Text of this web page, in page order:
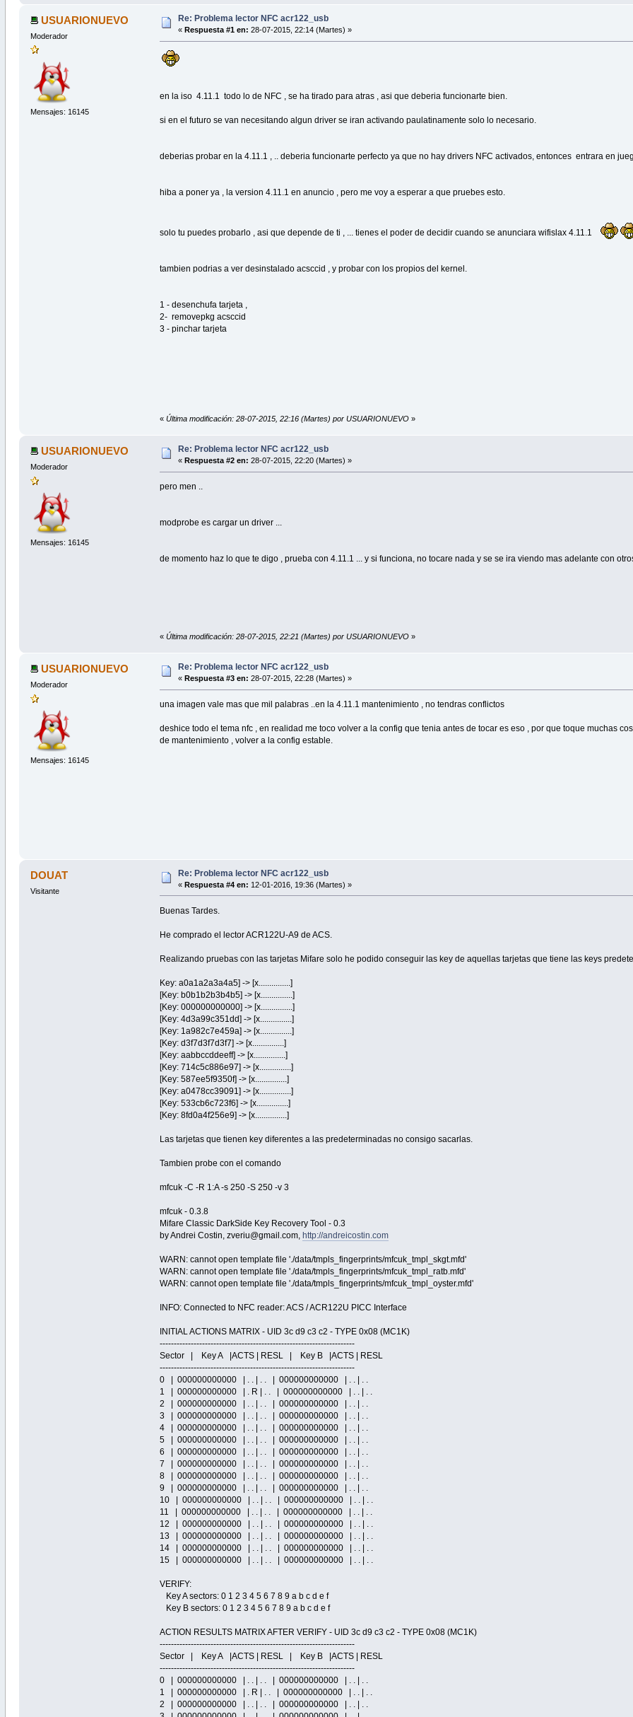
USUARIONUEVO
Moderador
Mensajes: 16145
Re: Problema lector NFC acr122_usb
« Respuesta #1 en: 28-07-2015, 22:14 (Martes) »
en la iso 4.11.1 todo lo de NFC , se ha tirado para atras , asi que deberia funcionarte bien.
si en el futuro se van necesitando algun driver se iran activando paulatinamente solo lo necesario.
deberias probar en la 4.11.1 , .. deberia funcionarte perfecto ya que no hay drivers NFC activados, entonces entrara en
hiba a poner ya , la version 4.11.1 en anuncio , pero me voy a esperar a que pruebes esto.
solo tu puedes probarlo , asi que depende de ti , ... tienes el poder de decidir cuando se anunciara wifislax 4.11.1
tambien podrias a ver desinstalado acsccid , y probar con los propios del kernel.
1 - desenchufa tarjeta ,
2- removepkg acsccid
3 - pinchar tarjeta
«Última modificación: 28-07-2015, 22:16 (Martes) por USUARIONUEVO »
USUARIONUEVO
Moderador
Mensajes: 16145
Re: Problema lector NFC acr122_usb
« Respuesta #2 en: 28-07-2015, 22:20 (Martes) »
pero men ..
modprobe es cargar un driver ...
de momento haz lo que te digo , prueba con 4.11.1 ... y si funciona, no tocare nada y se se ira viendo mas adelante con
«Última modificación: 28-07-2015, 22:21 (Martes) por USUARIONUEVO »
USUARIONUEVO
Moderador
Mensajes: 16145
Re: Problema lector NFC acr122_usb
« Respuesta #3 en: 28-07-2015, 22:28 (Martes) »
una imagen vale mas que mil palabras ..en la 4.11.1 mantenimiento , no tendras conflictos
deshice todo el tema nfc , en realidad me toco volver a la config que tenia antes de tocar es eso , por que toque muchas
de mantenimiento , volver a la config estable.
DOUAT
Visitante
Re: Problema lector NFC acr122_usb
« Respuesta #4 en: 12-01-2016, 19:36 (Martes) »
Buenas Tardes.
He comprado el lector ACR122U-A9 de ACS.
Realizando pruebas con las tarjetas Mifare solo he podido conseguir las key de aquellas tarjetas que tiene las keys
Key: a0a1a2a3a4a5] -> [x...............]
[Key: b0b1b2b3b4b5] -> [x...............]
[Key: 000000000000] -> [x...............]
[Key: 4d3a99c351dd] -> [x...............]
[Key: 1a982c7e459a] -> [x...............]
[Key: d3f7d3f7d3f7] -> [x...............]
[Key: aabbccddeeff] -> [x...............]
[Key: 714c5c886e97] -> [x...............]
[Key: 587ee5f9350f] -> [x...............]
[Key: a0478cc39091] -> [x...............]
[Key: 533cb6c723f6] -> [x...............]
[Key: 8fd0a4f256e9] -> [x...............]
Las tarjetas que tienen key diferentes a las predeterminadas no consigo sacarlas.
Tambien probe con el comando
mfcuk -C -R 1:A -s 250 -S 250 -v 3
mfcuk - 0.3.8
Mifare Classic DarkSide Key Recovery Tool - 0.3
by Andrei Costin, zveriu@gmail.com,http://andreicostin.com
WARN: cannot open template file './data/tmpls_fingerprints/mfcuk_tmpl_skgt.mfd'
WARN: cannot open template file './data/tmpls_fingerprints/mfcuk_tmpl_ratb.mfd'
WARN: cannot open template file './data/tmpls_fingerprints/mfcuk_tmpl_oyster.mfd'
INFO: Connected to NFC reader: ACS / ACR122U PICC Interface
INITIAL ACTIONS MATRIX - UID 3c d9 c3 c2 - TYPE 0x08 (MC1K)
---------------------------------------------------------------------
Sector | Key A |ACTS | RESL | Key B |ACTS | RESL
---------------------------------------------------------------------
0 | 000000000000 | . . | . . | 000000000000 | . . | . .
1 | 000000000000 | . R | . . | 000000000000 | . . | . .
2 | 000000000000 | . . | . . | 000000000000 | . . | . .
3 | 000000000000 | . . | . . | 000000000000 | . . | . .
4 | 000000000000 | . . | . . | 000000000000 | . . | . .
5 | 000000000000 | . . | . . | 000000000000 | . . | . .
6 | 000000000000 | . . | . . | 000000000000 | . . | . .
7 | 000000000000 | . . | . . | 000000000000 | . . | . .
8 | 000000000000 | . . | . . | 000000000000 | . . | . .
9 | 000000000000 | . . | . . | 000000000000 | . . | . .
10 | 000000000000 | . . | . . | 000000000000 | . . | . .
11 | 000000000000 | . . | . . | 000000000000 | . . | . .
12 | 000000000000 | . . | . . | 000000000000 | . . | . .
13 | 000000000000 | . . | . . | 000000000000 | . . | . .
14 | 000000000000 | . . | . . | 000000000000 | . . | . .
15 | 000000000000 | . . | . . | 000000000000 | . . | . .
VERIFY:
Key A sectors: 0 1 2 3 4 5 6 7 8 9 a b c d e f
Key B sectors: 0 1 2 3 4 5 6 7 8 9 a b c d e f
ACTION RESULTS MATRIX AFTER VERIFY - UID 3c d9 c3 c2 - TYPE 0x08 (MC1K)
---------------------------------------------------------------------
Sector | Key A |ACTS | RESL | Key B |ACTS | RESL
---------------------------------------------------------------------
0 | 000000000000 | . . | . . | 000000000000 | . . | . .
1 | 000000000000 | . R | . . | 000000000000 | . . | . .
2 | 000000000000 | . . | . . | 000000000000 | . . | . .